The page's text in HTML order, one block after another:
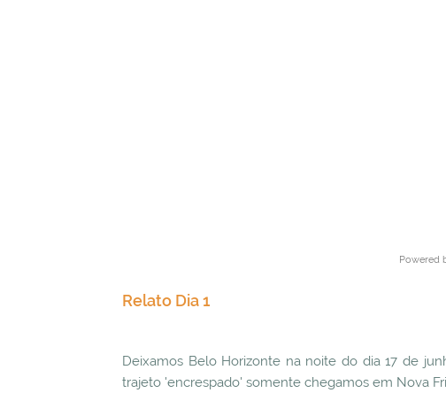
Powered
Relato Dia 1
Deixamos Belo Horizonte na noite do dia 17 de
trajeto 'encrespado' somente chegamos em Nova